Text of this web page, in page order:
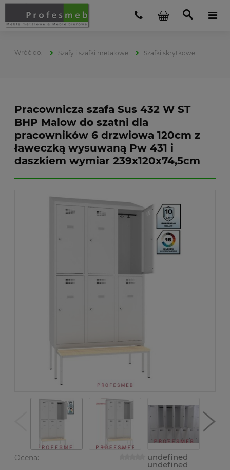
Szafy i szafki metalowe Szafki skrytkowe
Pracownicza szafa Sus 432 W ST
BHP Malow do szatni dla
pracowników 6 drzwiowa 120cm z
ławeczką wysuwaną Pw 431 i
daszkiem wymiar 239x120x74,5cm
Ocena: undefined
undefined